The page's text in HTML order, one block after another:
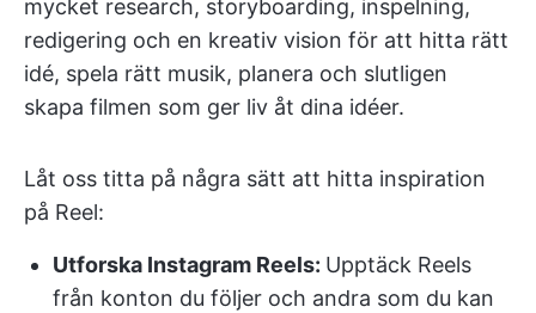
mycket research, storyboarding, inspelning,
redigering och en kreativ vision för att hitta rätt
idé, spela rätt musik, planera och slutligen
skapa filmen som ger liv åt dina idéer.
Låt oss titta på några sätt att hitta inspiration
på Reel:
Utforska Instagram Reels: Upptäck Reels
från konton du följer och andra som du kan